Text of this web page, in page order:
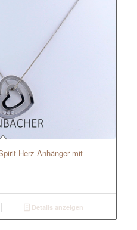
Herz Anhänger mit
Details anzeigen